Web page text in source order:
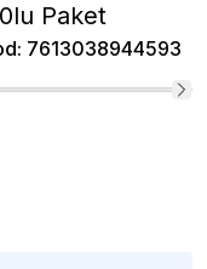
Paket
: 7613038944593